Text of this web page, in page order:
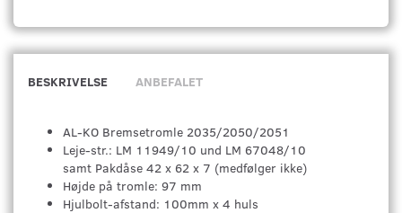
BESKRIVELSE ANBEFALET
AL-KO Bremsetromle 2035/2050/2051
Leje-str.: LM 11949/10 und LM 67048/10
samt Pakdåse 42 x 62 x 7 (medfølger ikke)
Højde på tromle: 97 mm
Hjulbolt-afstand: 100mm x 4 huls